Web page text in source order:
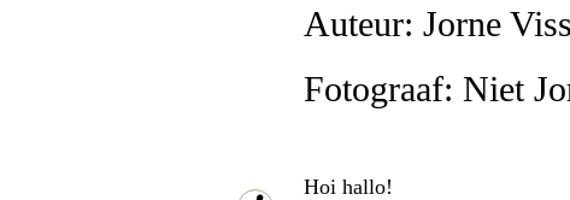
Auteur: Jorne
Fotograaf: Niet
Hoi hallo!